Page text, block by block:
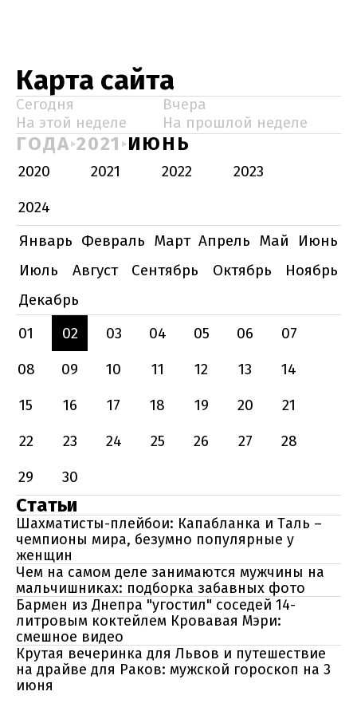
Карта сайта
Сегодня
Вчера
На этой неделе
На прошлой неделе
ГОДА 2021 ИЮНЬ
2020 2021 2022
2023
2024
Январь Февраль Март Апрель Май
Июнь
Июль
Август Сентябрь Октябрь
Ноябрь
Декабрь
01
02 03 04 05 06
07
08
09 10 11 12 13
14
15
16 17 18 19 20
21
22
23 24 25 26 27
28
29
30
Статьи
Шахматисты-плейбои: Капабланка и Таль –
чемпионы мира, безумно популярные у
женщин
Чем на самом деле занимаются мужчины на
мальчишниках: подборка забавных фото
Бармен из Днепра "угостил" соседей 14-
литровым коктейлем Кровавая Мэри:
смешное видео
Крутая вечеринка для Львов и путешествие
на драйве для Раков: мужской гороскоп на 3
июня